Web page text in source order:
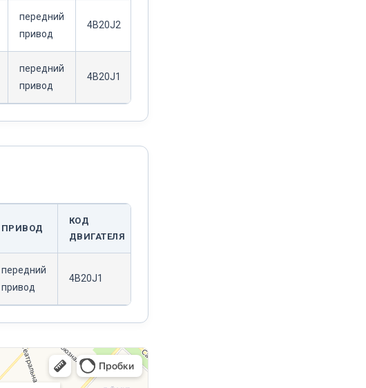
передний
привод
4B20J2
передний
привод
4B20J1
ПРИВОД
КОД
ДВИГАТЕЛЯ
передний
привод
4B20J1